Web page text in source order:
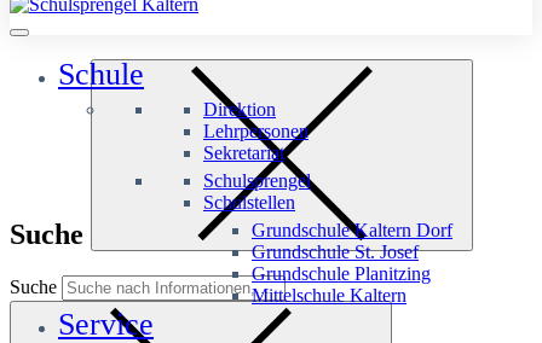
Schule
Direktion
Lehrpersonen
Sekretariat
Schulsprengel
Schulstellen
Grundschule Kaltern Dorf
Grundschule St. Josef
Grundschule Planitzing
Mittelschule Kaltern
Service
Suche
Suche